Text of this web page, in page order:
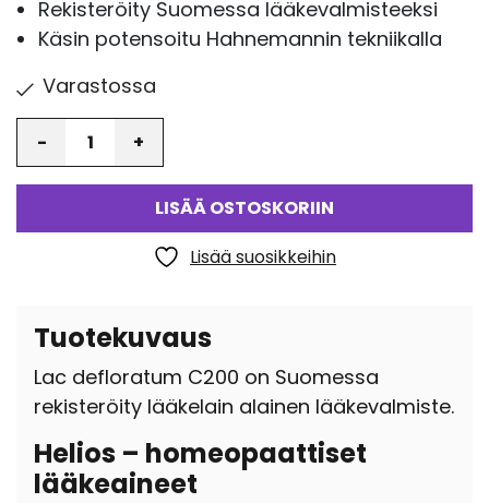
Rekisteröity Suomessa lääkevalmisteeksi
Käsin potensoitu Hahnemannin tekniikalla
Varastossa
LISÄÄ OSTOSKORIIN
Lisää suosikkeihin
Tuotekuvaus
Lac defloratum C200 on Suomessa
rekisteröity lääkelain alainen lääkevalmiste.
Helios – homeopaattiset
lääkeaineet